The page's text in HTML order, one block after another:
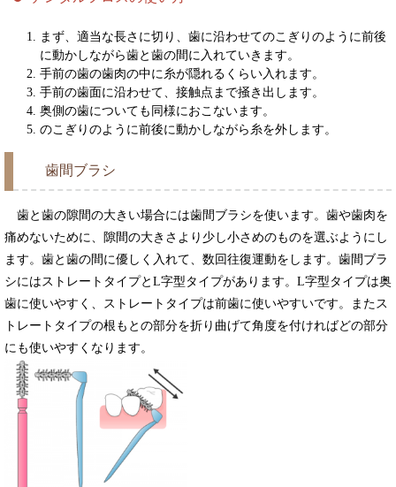
まず、適当な長さに切り、歯に沿わせてのこぎりのように前後
に動かしながら歯と歯の間に入れていきます。
手前の歯の歯肉の中に糸が隠れるくらい入れます。
手前の歯面に沿わせて、接触点まで掻き出します。
奥側の歯についても同様におこないます。
のこぎりのように前後に動かしながら糸を外します。
歯間ブラシ
歯と歯の隙間の大きい場合には歯間ブラシを使います。歯や歯肉を
痛めないために、隙間の大きさより少し小さめのものを選ぶようにし
ます。歯と歯の間に優しく入れて、数回往復運動をします。歯間ブラ
シにはストレートタイプとL字型タイプがあります。L字型タイプは奥
歯に使いやすく、ストレートタイプは前歯に使いやすいです。またス
トレートタイプの根もとの部分を折り曲げて角度を付ければどの部分
にも使いやすくなります。